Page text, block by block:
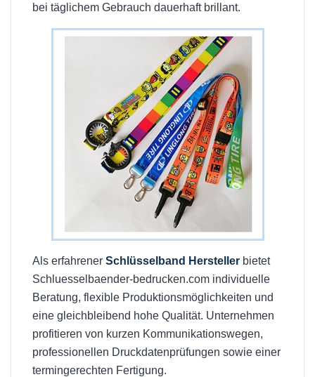
bei täglichem Gebrauch dauerhaft brillant.
Als erfahrener Schlüsselband Hersteller bietet
Schluesselbaender-bedrucken.com individuelle
Beratung, flexible Produktionsmöglichkeiten und
eine gleichbleibend hohe Qualität. Unternehmen
profitieren von kurzen Kommunikationswegen,
professionellen Druckdatenprüfungen sowie einer
termingerechten Fertigung.